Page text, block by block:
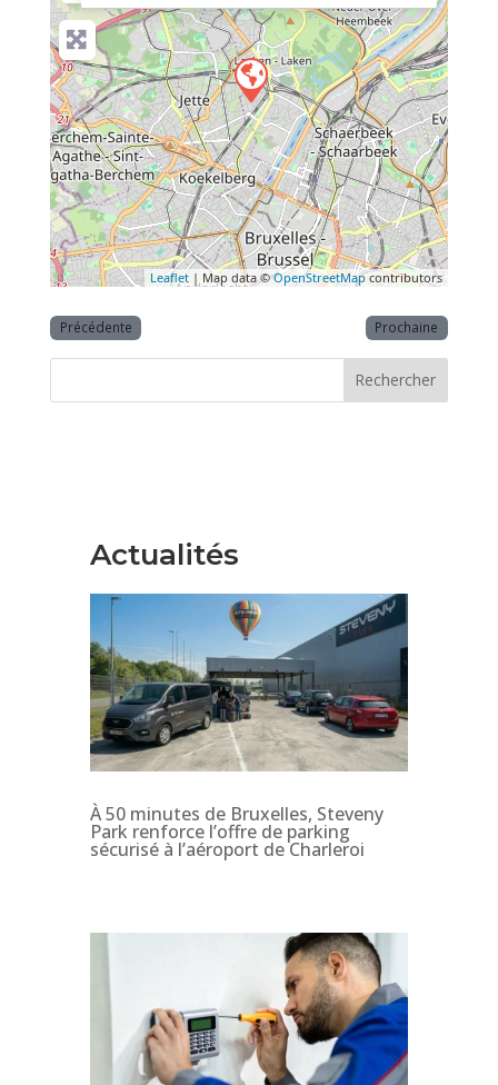
Leaflet | Map data ©OpenStreetMapcontributors
Précédente Prochaine
Rechercher
Actualités
À 50 minutes de Bruxelles, Steveny
Park renforce l’offre de parking
sécurisé à l’aéroport de Charleroi